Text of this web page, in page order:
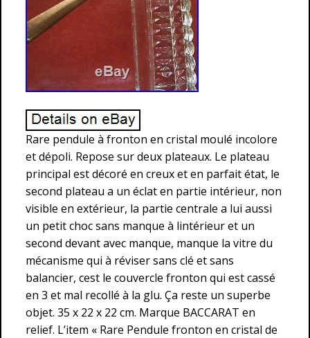
Rare pendule à fronton en cristal moulé incolore
et dépoli. Repose sur deux plateaux. Le plateau
principal est décoré en creux et en parfait état, le
second plateau a un éclat en partie intérieur, non
visible en extérieur, la partie centrale a lui aussi
un petit choc sans manque à lintérieur et un
second devant avec manque, manque la vitre du
mécanisme qui à réviser sans clé et sans
balancier, cest le couvercle fronton qui est cassé
en 3 et mal recollé à la glu. Ça reste un superbe
objet. 35 x 22 x 22 cm. Marque BACCARAT en
relief. L’item « Rare Pendule fronton en cristal de